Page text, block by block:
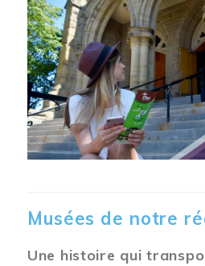
Musées de notre
Une histoire qui